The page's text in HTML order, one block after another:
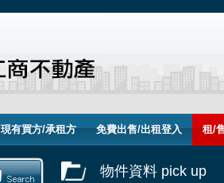
現有買方/承租方 免費出售/出租登入 租/
物件資料 pick up